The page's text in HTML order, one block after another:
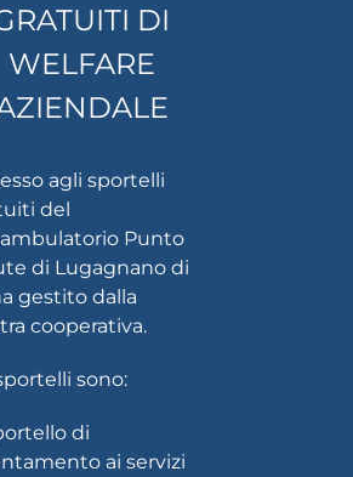
DI
WELFARE
agli sportelli
del
Punto
di Lugagnano di
gestito dalla
cooperativa.
sono:
di
ai servizi